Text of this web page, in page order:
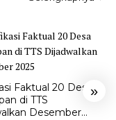
»
Faktual 20 Desa
di TTS
Desember